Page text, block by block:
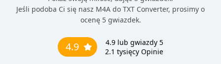
Jeśli podoba Ci się nasz M4A do TXT Converter, prosimy o
ocenę 5 gwiazdek.
4.9 4.9lub gwiazdy 5
2.1 tysięcy Opinie